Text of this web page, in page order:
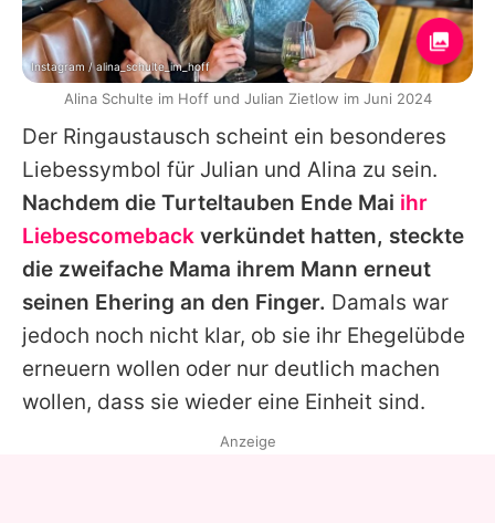
Der Ringaustausch scheint ein besonderes
Liebessymbol für Julian und Alina zu sein.
Nachdem die Turteltauben Ende Mai ihr
Liebescomeback verkündet hatten, steckte
die zweifache Mama ihrem Mann erneut
seinen Ehering an den Finger. Damals war
jedoch noch nicht klar, ob sie ihr Ehegelübde
erneuern wollen oder nur deutlich machen
wollen, dass sie wieder eine Einheit sind.
Instagram / alina_schulte_im_hoff
Alina Schulte im Hoff und Julian Zietlow im Juni 2024
Anzeige